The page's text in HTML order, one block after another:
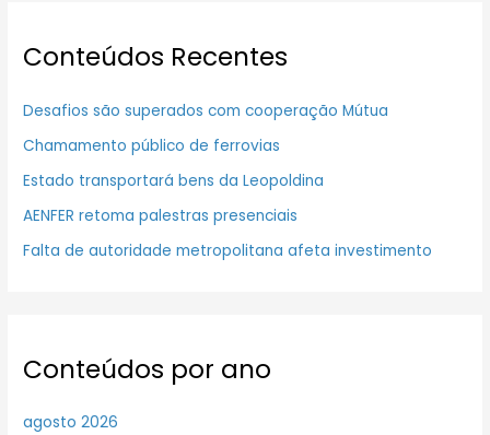
Conteúdos Recentes
Desafios são superados com cooperação Mútua
Chamamento público de ferrovias
Estado transportará bens da Leopoldina
AENFER retoma palestras presenciais
Falta de autoridade metropolitana afeta investimento
Conteúdos por ano
agosto 2026